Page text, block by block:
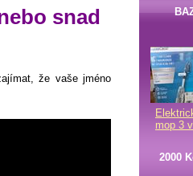
snad
že vaše jméno
mop 3
2000